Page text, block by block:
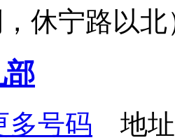
休宁路以
部
多号码 地址